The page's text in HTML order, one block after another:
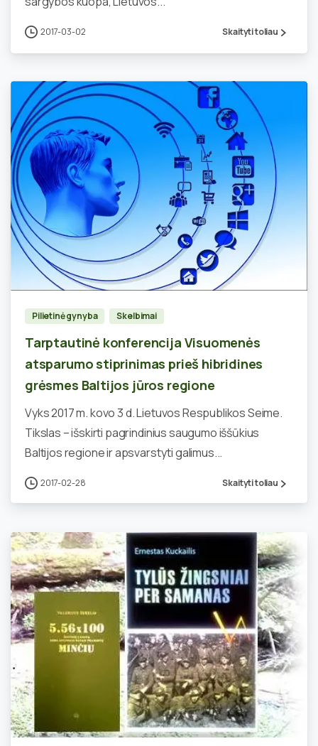
2017-03-02 Skaityti toliau
Pilietinė gynyba Skelbimai
Tarptautinė konferencija Visuomenės
atsparumo stiprinimas prieš hibridines
grėsmes Baltijos jūros regione
Vyks 2017 m. kovo 3 d. Lietuvos Respublikos Seime.
Tikslas – išskirti pagrindinius saugumo iššūkius
Baltijos regione ir apsvarstyti galimus...
2017-02-28 Skaityti toliau
0